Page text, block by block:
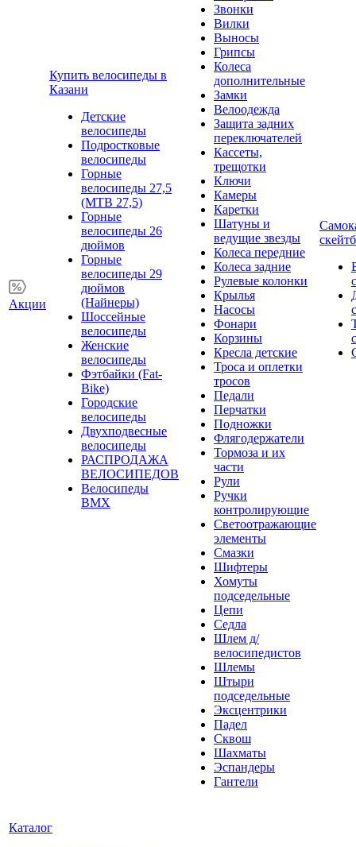
Акции
Купить велосипеды в
Казани
Детские
велосипеды
Подростковые
велосипеды
Горные
велосипеды 27,5
(MTB 27,5)
Горные
велосипеды 26
дюймов
Горные
велосипеды 29
дюймов
(Найнеры)
Шоссейные
велосипеды
Женские
велосипеды
Фэтбайки (Fat-
Bike)
Городские
велосипеды
Двухподвесные
велосипеды
РАСПРОДАЖА
ВЕЛОСИПЕДОВ
Велосипеды
BMX
Звонки
Вилки
Выносы
Грипсы
Колеса
дополнительные
Замки
Велоодежда
Защита задних
переключателей
Кассеты,
трещотки
Ключи
Камеры
Каретки
Шатуны и
ведущие звезды
Колеса передние
Колеса задние
Рулевые колонки
Крылья
Насосы
Фонари
Корзины
Кресла детские
Троса и оплетки
тросов
Педали
Перчатки
Подножки
Флягодержатели
Тормоза и их
части
Рули
Ручки
контролирующие
Светоотражающие
элементы
Смазки
Шифтеры
Хомуты
подседельные
Цепи
Седла
Шлем д/
велосипедистов
Шлемы
Штыри
подседельные
Эксцентрики
Падел
Сквош
Шахматы
Эспандеры
Гантели
Каталог